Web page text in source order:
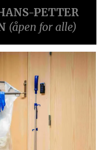
PETTER
(åpen for alle)